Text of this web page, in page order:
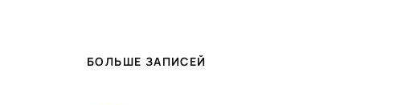
БОЛЬШЕ ЗАПИСЕЙ